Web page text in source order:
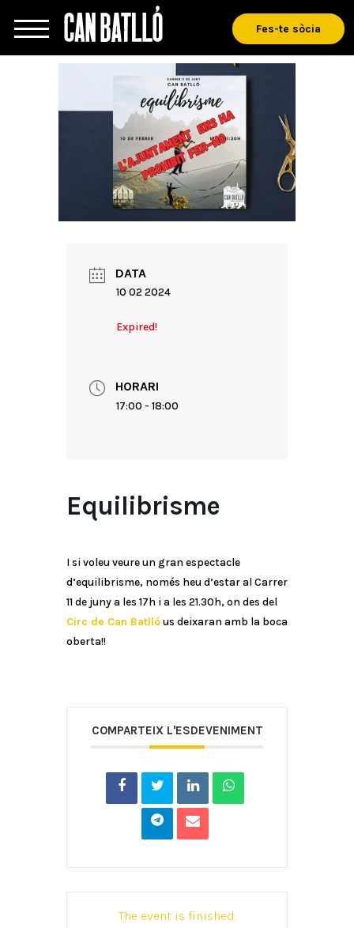
Fes-te sòcia
DATA
10 02 2024
Expired!
HORARI
17:00 - 18:00
Equilibrisme
I si voleu veure un gran espectacle
d’equilibrisme, només heu d’estar al Carrer
11 de juny a les 17h i a les 21.30h, on des del
Circ de Can Batllóus deixaran amb la boca
oberta!!
COMPARTEIX L'ESDEVENIMENT
The event is finished.